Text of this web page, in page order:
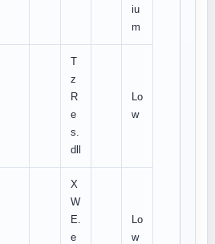
iu
m
T
z
R
e
s.
dll
Lo
w
X
W
E.
e
Lo
w